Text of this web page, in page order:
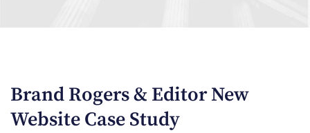
Brand Rogers & Editor New
Website Case Study